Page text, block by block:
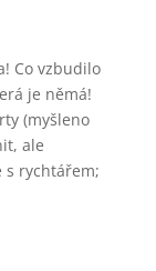
Co vzbudilo
je němá!
(myšleno
ale
s rychtářem;